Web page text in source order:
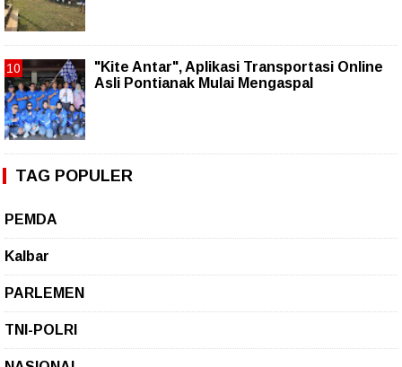
"Kite Antar", Aplikasi Transportasi Online
Asli Pontianak Mulai Mengaspal
TAG POPULER
PEMDA
Kalbar
PARLEMEN
TNI-POLRI